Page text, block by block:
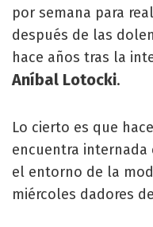
por semana para
después de las
hace años tras la
Aníbal Lotocki.
Lo cierto es que
encuentra internada
el entorno de la
miércoles dadores